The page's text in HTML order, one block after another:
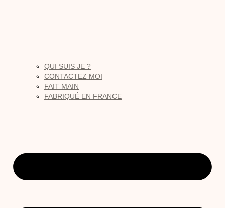
QUI SUIS JE ?
CONTACTEZ MOI
FAIT MAIN
FABRIQUÉ EN FRANCE